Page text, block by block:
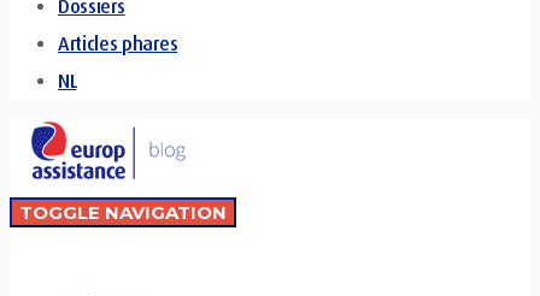
Dossiers
Articles phares
NL
TOGGLE NAVIGATION